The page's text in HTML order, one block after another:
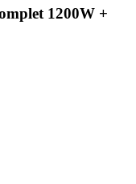
1200W +